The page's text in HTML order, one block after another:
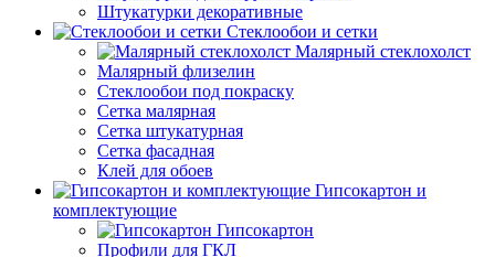
Штукатурки декоративные
Стеклообои и сетки
Малярный стеклохолст
Малярный флизелин
Стеклообои под покраску
Сетка малярная
Сетка штукатурная
Сетка фасадная
Клей для обоев
Гипсокартон и
комплектующие
Гипсокартон
Профили для ГКЛ